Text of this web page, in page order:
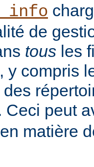
de
tous les
y compris
Ceci peut
matière